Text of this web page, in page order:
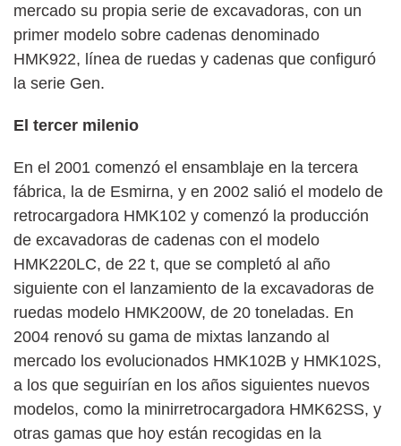
mercado su propia serie de excavadoras, con un
primer modelo sobre cadenas denominado
HMK922, línea de ruedas y cadenas que configuró
la serie Gen.
El tercer milenio
En el 2001 comenzó el ensamblaje en la tercera
fábrica, la de Esmirna, y en 2002 salió el modelo de
retrocargadora HMK102 y comenzó la producción
de excavadoras de cadenas con el modelo
HMK220LC, de 22 t, que se completó al año
siguiente con el lanzamiento de la excavadoras de
ruedas modelo HMK200W, de 20 toneladas. En
2004 renovó su gama de mixtas lanzando al
mercado los evolucionados HMK102B y HMK102S,
a los que seguirían en los años siguientes nuevos
modelos, como la minirretrocargadora HMK62SS, y
otras gamas que hoy están recogidas en la